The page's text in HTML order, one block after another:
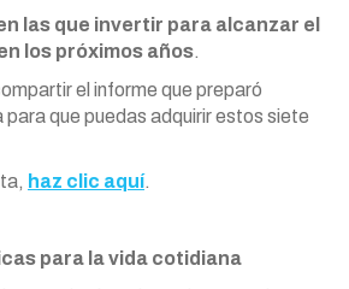
las que invertir para alcanzar el
los próximos años.
el informe que preparó
que puedas adquirir estos siete
haz clic aquí.
para la vida cotidiana